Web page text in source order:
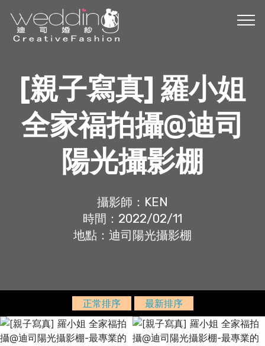
[親子寫真] 羅小姐
全家福拍攝@迪司
陽光攝影棚
攝影師：KEN
時間：2022/02/11
地點：迪司陽光攝影棚
正常排序 最新排序